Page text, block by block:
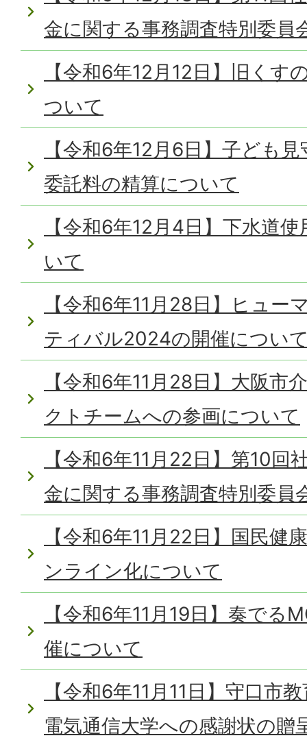
金に関する事務調査特別委員
【令和6年12月12日】旧くす
ついて
【令和6年12月6日】子ども
委託料の精算について
【令和6年12月4日】下水道
いて
【令和6年11月28日】ヒュー
ティバル2024の開催につい
【令和6年11月28日】大阪市
クトチームへの参画について
【令和6年11月22日】第10回
金に関する事務調査特別委員
【令和6年11月22日】国民健
ンライン化について
【令和6年11月19日】奏でる
催について
【令和6年11月11日】守口市
電気通信大学への感謝状の贈